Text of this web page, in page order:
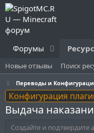
Форумы
Новые отзывы Поиск
Переводы и
Конфигурация
Выдача
Создайте и подтвердите